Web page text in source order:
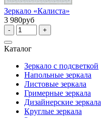
Зеркало «Калиста»
3 980руб
- +
Каталог
Зеркало с подсветкой
Напольные зеркала
Листовые зеркала
Гримерные зеркала
Дизайнерские зеркала
Круглые зеркала